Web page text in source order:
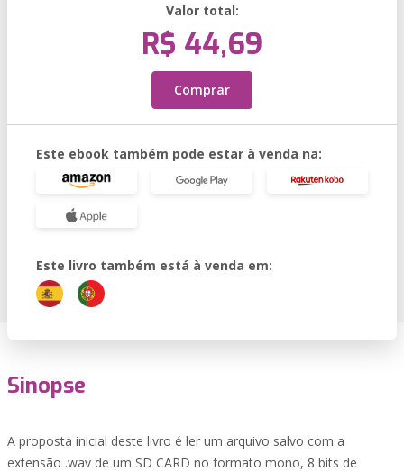
Valor total:
R$ 44,69
Comprar
Este ebook também pode estar à venda na:
Este livro também está à venda em:
Sinopse
A proposta inicial deste livro é ler um arquivo salvo com a
extensão .wav de um SD CARD no formato mono, 8 bits de